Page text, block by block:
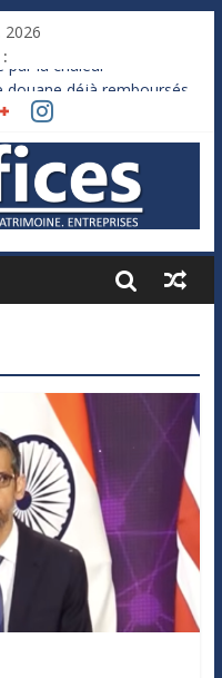
2026
par la chaleur
douane déjà remboursés
sur l’impôt
presque rien